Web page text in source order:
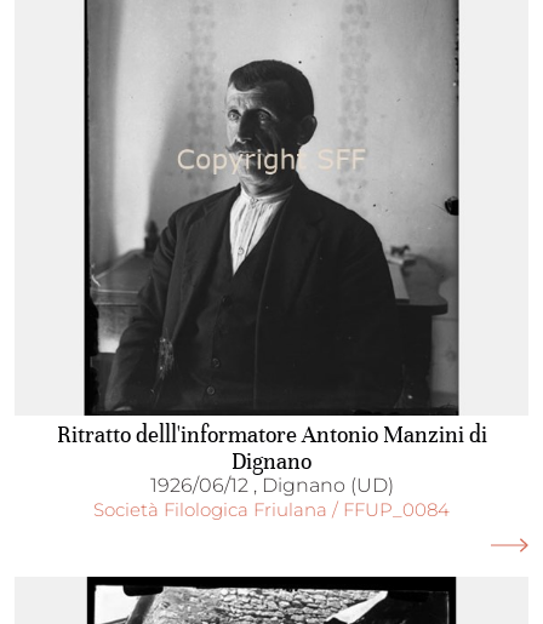
Ritratto delll'informatore Antonio Manzini di
Dignano
1926/06/12 , Dignano (UD)
Società Filologica Friulana / FFUP_0084